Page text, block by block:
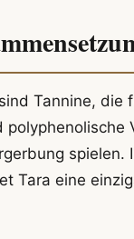
Tannine,
Tara eine